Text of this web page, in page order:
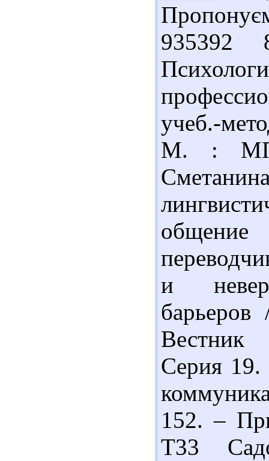
учеб.-
М. :
и
Вестник
Серия 19.
152. –
Т33